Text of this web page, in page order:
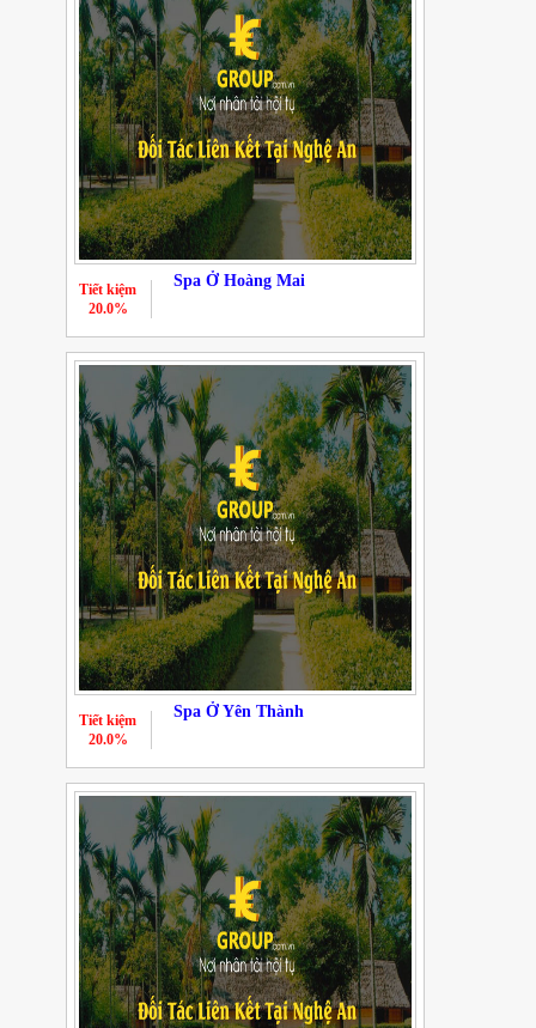
Spa Ở Hoàng Mai
Tiết kiệm
20.0%
Spa Ở Yên Thành
Tiết kiệm
20.0%